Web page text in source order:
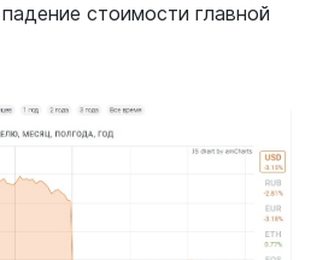
стоимости главной